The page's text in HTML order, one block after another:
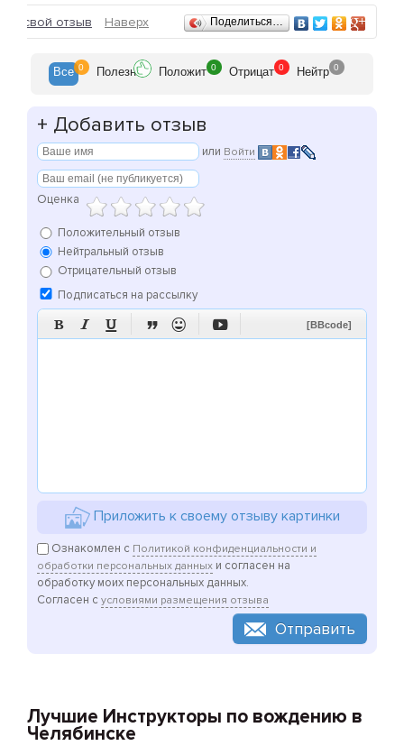
Машины и цены за урок
ВАЗ 2110
Стоимость:
60 минут — 300 рублей
Отзывы
свой отзыв Наверх Поделиться…
Все 0 Полезн Положит 0 Отрицат 0 Нейтр 0
+ Добавить отзыв
или Войти
Оценка
Положительный отзыв
Нейтральный отзыв
Отрицательный отзыв
Подписаться на рассылку
      [BBcode]
Приложить к своему отзыву картинки
Ознакомлен с Политикой конфиденциальности и
обработки персональных данных и согласен на
обработку моих персональных данных.
Согласен с условиями размещения отзыва
Отправить
Лучшие Инструкторы по вождению в
Челябинске